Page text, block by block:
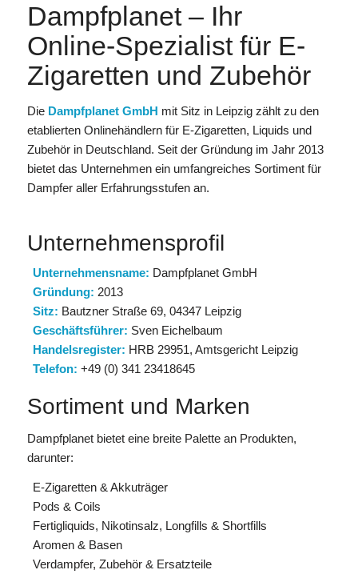
Dampfplanet – Ihr
Online-Spezialist für E-
Zigaretten und Zubehör
Die Dampfplanet GmbH mit Sitz in Leipzig zählt zu den
etablierten Onlinehändlern für E-Zigaretten, Liquids und
Zubehör in Deutschland. Seit der Gründung im Jahr 2013
bietet das Unternehmen ein umfangreiches Sortiment für
Dampfer aller Erfahrungsstufen an.
Unternehmensprofil
Unternehmensname: Dampfplanet GmbH
Gründung: 2013
Sitz: Bautzner Straße 69, 04347 Leipzig
Geschäftsführer: Sven Eichelbaum
Handelsregister: HRB 29951, Amtsgericht Leipzig
Telefon: +49 (0) 341 23418645
Sortiment und Marken
Dampfplanet bietet eine breite Palette an Produkten,
darunter:
E-Zigaretten & Akkuträger
Pods & Coils
Fertigliquids, Nikotinsalz, Longfills & Shortfills
Aromen & Basen
Verdampfer, Zubehör & Ersatzteile